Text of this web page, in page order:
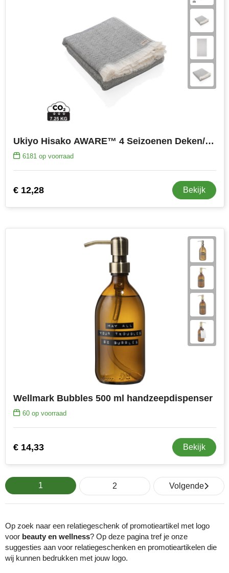
Ukiyo Hisako AWARE™ 4 Seizoenen Deken/Handdoek 100x180
6181op voorraad
€ 12,28 Bekijk
Wellmark Bubbles 500 ml handzeepdispenser
60op voorraad
€ 14,33 Bekijk
1 2 Volgende
Op zoek naar een relatiegeschenk of promotieartikel met logo
voor beauty en wellness? Op deze pagina tref je onze
suggesties aan voor relatiegeschenken en promotieartikelen die
wij kunnen bedrukken met jouw logo.